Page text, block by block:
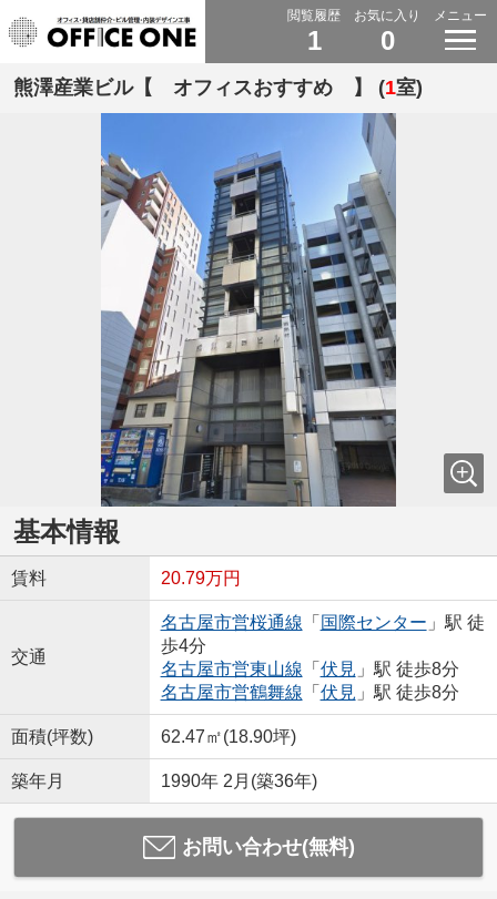
閲覧履歴
1
お気に入り
0
メニュー
熊澤産業ビル【 オフィスおすすめ 】 (1室)
基本情報
賃料 20.79万円
交通
名古屋市営桜通線 「 国際センター 」駅 徒
歩4分
名古屋市営東山線 「 伏見 」駅 徒歩8分
名古屋市営鶴舞線 「 伏見 」駅 徒歩8分
面積(坪数) 62.47㎡(18.90坪)
築年月 1990年 2月(築36年)
お問い合わせ(無料)